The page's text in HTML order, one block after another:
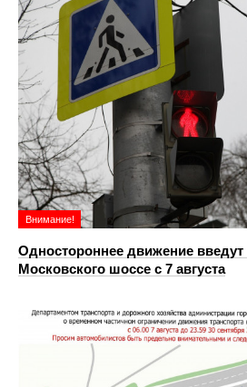
Внимание!
Одностороннее движение введут
Московского шоссе с 7 августа